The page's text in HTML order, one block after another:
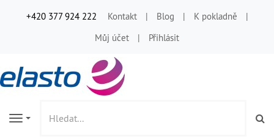
+420 377 924 222 Kontakt Blog
K pokladně
Můj účet
Přihlásit
Navigation